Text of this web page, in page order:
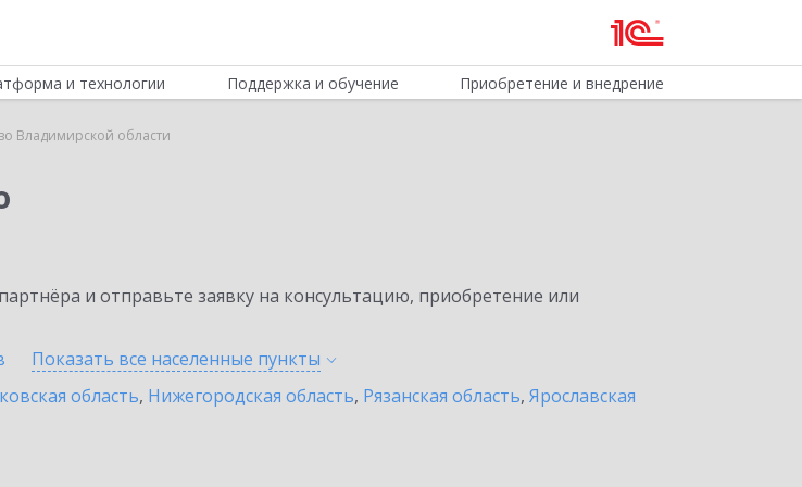
и технологии Поддержка и обучение Приобретение и внедрение
Владимирской области
и отправьте заявку на консультацию, приобретение или
Показать все населенные пункты
область, Нижегородская область, Рязанская область, Ярославская